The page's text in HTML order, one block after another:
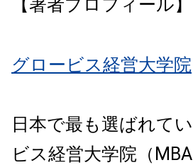
【著者プロフィール】
グロービス経営大学院
日本で最も選ばれて
ビス経営大学院（MBA